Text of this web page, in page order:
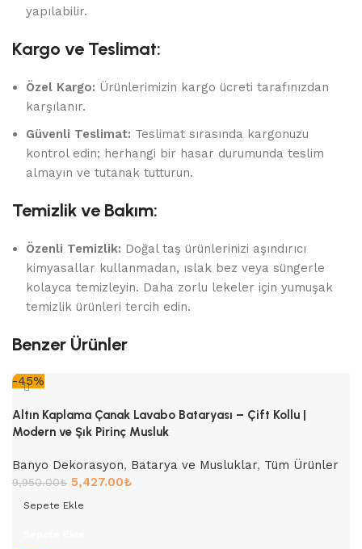
yapılabilir.
Kargo ve Teslimat:
Özel Kargo: Ürünlerimizin kargo ücreti tarafınızdan
karşılanır.
Güvenli Teslimat: Teslimat sırasında kargonuzu
kontrol edin; herhangi bir hasar durumunda teslim
almayın ve tutanak tutturun.
Temizlik ve Bakım:
Özenli Temizlik: Doğal taş ürünlerinizi aşındırıcı
kimyasallar kullanmadan, ıslak bez veya süngerle
kolayca temizleyin. Daha zorlu lekeler için yumuşak
temizlik ürünleri tercih edin.
Benzer Ürünler
-45%
Altın Kaplama Çanak Lavabo Bataryası – Çift Kollu |
Modern ve Şık Pirinç Musluk
Banyo Dekorasyon, Batarya ve Musluklar, Tüm Ürünler
9,950.00₺ 5,427.00₺
Sepete Ekle